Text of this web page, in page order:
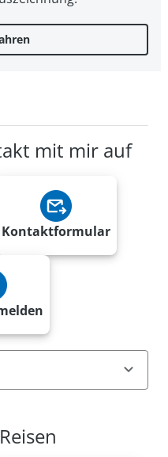
mit mir auf
Kontaktformular